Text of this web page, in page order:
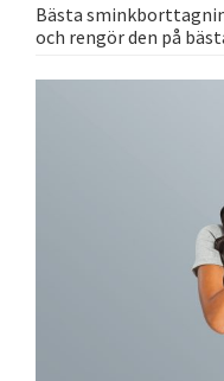
Bästa
och rengör den på